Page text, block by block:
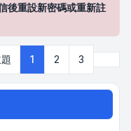
後重設新密碼或重新註
1 2 3